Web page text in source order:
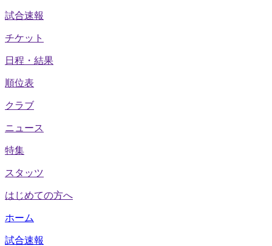
試合速報
チケット
日程・結果
順位表
クラブ
ニュース
特集
スタッツ
はじめての方へ
ホーム
試合速報